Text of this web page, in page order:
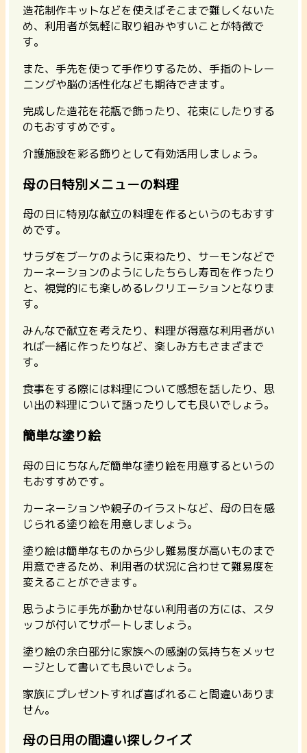
造花制作キットなどを使えばそこまで難しくないた
め、利用者が気軽に取り組みやすいことが特徴で
す。
また、手先を使って手作りするため、手指のトレー
ニングや脳の活性化なども期待できます。
完成した造花を花瓶で飾ったり、花束にしたりする
のもおすすめです。
介護施設を彩る飾りとして有効活用しましょう。
母の日特別メニューの料理
母の日に特別な献立の料理を作るというのもおすす
めです。
サラダをブーケのように束ねたり、サーモンなどで
カーネーションのようにしたちらし寿司を作ったり
と、視覚的にも楽しめるレクリエーションとなりま
す。
みんなで献立を考えたり、料理が得意な利用者がい
れば一緒に作ったりなど、楽しみ方もさまざまで
す。
食事をする際には料理について感想を話したり、思
い出の料理について語ったりしても良いでしょう。
簡単な塗り絵
母の日にちなんだ簡単な塗り絵を用意するというの
もおすすめです。
カーネーションや親子のイラストなど、母の日を感
じられる塗り絵を用意しましょう。
塗り絵は簡単なものから少し難易度が高いものまで
用意できるため、利用者の状況に合わせて難易度を
変えることができます。
思うように手先が動かせない利用者の方には、スタ
ッフが付いてサポートしましょう。
塗り絵の余白部分に家族への感謝の気持ちをメッセ
ージとして書いても良いでしょう。
家族にプレゼントすれば喜ばれること間違いありま
せん。
母の日用の間違い探しクイズ